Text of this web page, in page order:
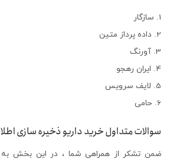
سازگار
داده پرداز متین
آورنگ
ایران رهجو
لایف سرویس
حامی
سوالات متداول خرید داریو ذخیره سازی
ضمن تشکر از همراهی شما ، در این بخش